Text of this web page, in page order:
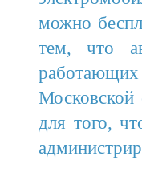
можно
тем, что
Московской
для того,